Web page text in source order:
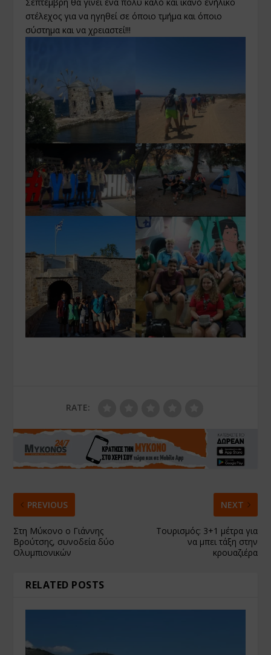
στέλεχος για να ηγηθεί σε όποιο τμήμα και όποιο
σύστημα και να χρειαστεί!!!
RATE:
PREVIOUS
Στη Μύκονο ο Γιάννης
Βρούτσης, συνοδεία δύο
Ολυμπιονικών
NEXT
Τουρισμός: 3+1 μέτρα για
να μπει τάξη στην
κρουαζιέρα
RELATED POSTS